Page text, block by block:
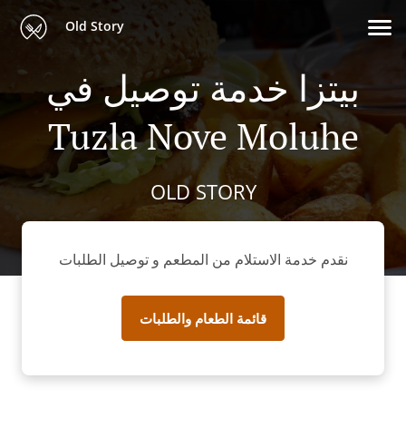
Old Story
بيتزا خدمة توصيل في
Tuzla Nove Moluhe
OLD STORY
نقدم خدمة الاستلام من المطعم و توصيل الطلبات
قائمة الطعام والطلبات